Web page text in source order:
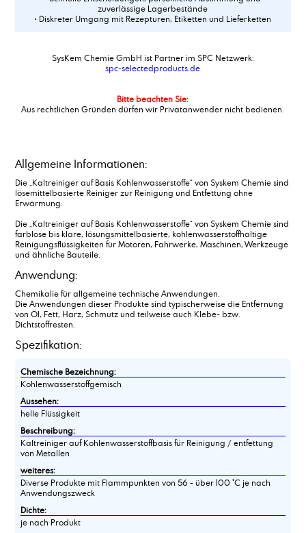
zuverlässige Lagerbestände
• Diskreter Umgang mit Rezepturen, Etiketten und Lieferketten
SysKem Chemie GmbH ist Partner im SPC Netzwerk:
spc-selectedproducts.de
Bitte beachten Sie:
Aus rechtlichen Gründen dürfen wir Privatanwender nicht bedienen.
Allgemeine Informationen:
Die „Kaltreiniger auf Basis Kohlenwasserstoffe“ von Syskem Chemie sind
lösemittelbasierte Reiniger zur Reinigung und Entfettung ohne
Erwärmung.
Die „Kaltreiniger auf Basis Kohlenwasserstoffe“ von Syskem Chemie sind
farblose bis klare, lösungsmittelbasierte, kohlenwasserstoffhaltige
Reinigungsflüssigkeiten für Motoren, Fahrwerke, Maschinen, Werkzeuge
und ähnliche Bauteile.
Anwendung:
Chemikalie für allgemeine technische Anwendungen.
Die Anwendungen dieser Produkte sind typischerweise die Entfernung
von Öl, Fett, Harz, Schmutz und teilweise auch Klebe- bzw.
Dichtstoffresten.
Spezifikation:
Chemische Bezeichnung:
Kohlenwasserstoffgemisch
Aussehen:
helle Flüssigkeit
Beschreibung:
Kaltreiniger auf Kohlenwasserstoffbasis für Reinigung / entfettung
von Metallen
weiteres:
Diverse Produkte mit Flammpunkten von 56 - über 100 °C je nach
Anwendungszweck
Dichte:
je nach Produkt